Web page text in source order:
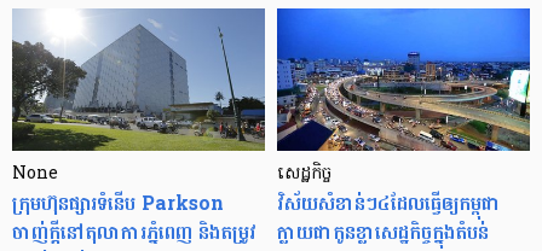
None
ក្រុមហ៊ុនផ្សារទំនើប Parkson
ចាញ់ក្ដីនៅតុលាការភ្នំពេញ និងតម្រូវ
សេដ្ឋកិច្ច​
វិស័យ​សំខាន់ៗ​៤​ដែល​ធ្វើ​ឲ្យ​កម្ពុជា​
ក្លាយ​ជា​កូន​ខ្លា​សេដ្ឋកិច្ច​ក្នុង​តំបន់